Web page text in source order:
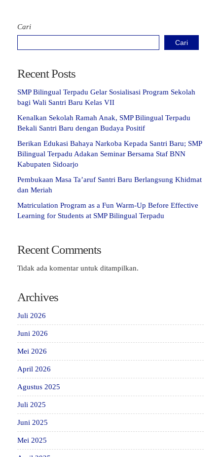
Cari
Cari
Recent Posts
SMP Bilingual Terpadu Gelar Sosialisasi Program Sekolah
bagi Wali Santri Baru Kelas VII
Kenalkan Sekolah Ramah Anak, SMP Bilingual Terpadu
Bekali Santri Baru dengan Budaya Positif
Berikan Edukasi Bahaya Narkoba Kepada Santri Baru; SMP
Bilingual Terpadu Adakan Seminar Bersama Staf BNN
Kabupaten Sidoarjo
Pembukaan Masa Ta’aruf Santri Baru Berlangsung Khidmat
dan Meriah
Matriculation Program as a Fun Warm-Up Before Effective
Learning for Students at SMP Bilingual Terpadu
Recent Comments
Tidak ada komentar untuk ditampilkan.
Archives
Juli 2026
Juni 2026
Mei 2026
April 2026
Agustus 2025
Juli 2025
Juni 2025
Mei 2025